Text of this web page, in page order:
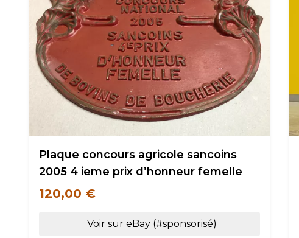
Plaque concours agricole sancoins
2005 4 ieme prix d’honneur femelle
120,00 €
Voir sur eBay (#sponsorisé)